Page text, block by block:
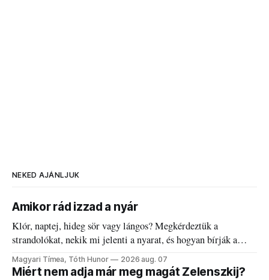
NEKED AJÁNLJUK
Amikor rád izzad a nyár
Klór, naptej, hideg sör vagy lángos? Megkérdeztük a
strandolókat, nekik mi jelenti a nyarat, és hogyan bírják a
kánikulát.
Magyari Tímea, Tóth Hunor 2026 aug. 07
Miért nem adja már meg magát Zelenszkij?